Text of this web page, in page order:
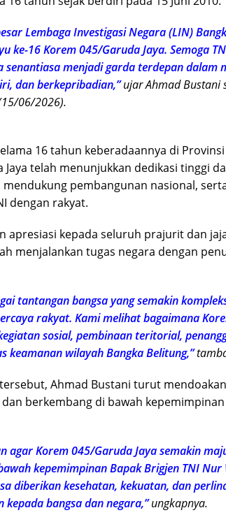
Lembaga Investigasi Negara (LIN)
ke-16 Korem 045/Garuda Jaya. Semoga
senantiasa menjadi garda terdepan dalam
dan berkepribadian,” ujar Ahmad Bustani
06/2026).
16 tahun keberadaannya di
Jaya telah menunjukkan dedikasi tinggi
mendukung pembangunan nasional,
dengan rakyat.
apresiasi kepada seluruh prajurit dan
menjalankan tugas negara dengan
tantangan bangsa yang semakin
rakyat. Kami melihat bagaimana
sosial, pembinaan teritorial,
keamanan wilayah Bangka Belitung,”
Ahmad Bustani turut
dan berkembang di bawah kepemimpinan
agar Korem 045/Garuda Jaya semakin
kepemimpinan Bapak Brigjen TNI Nur
diberikan kesehatan, kekuatan, dan
kepada bangsa dan negara,”ungkapnya.